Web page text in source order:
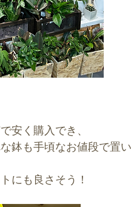
安く購入でき、
鉢も手頃なお値段で置い
にも良さそう！